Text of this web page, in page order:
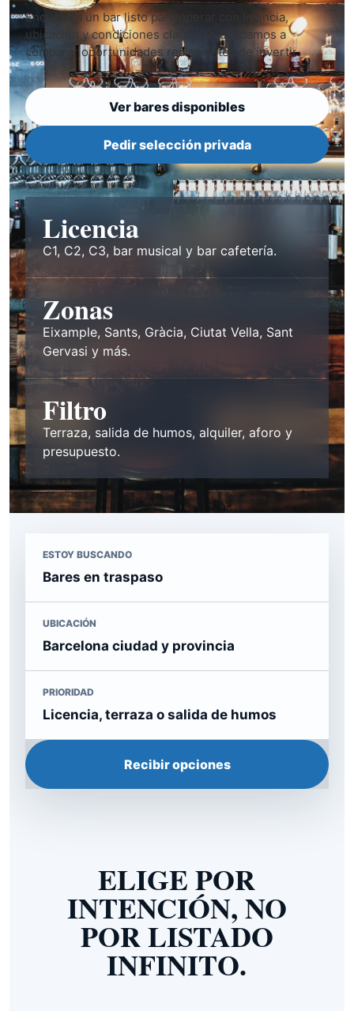
Encuentra un bar listo para operar con licencia,
ubicación y condiciones claras. Te ayudamos a
comparar oportunidades reales antes de invertir.
Ver bares disponibles
Pedir selección privada
Licencia
C1, C2, C3, bar musical y bar cafetería.
Zonas
Eixample, Sants, Gràcia, Ciutat Vella, Sant
Gervasi y más.
Filtro
Terraza, salida de humos, alquiler, aforo y
presupuesto.
ESTOY BUSCANDO
Bares en traspaso
UBICACIÓN
Barcelona ciudad y provincia
PRIORIDAD
Licencia, terraza o salida de humos
Recibir opciones
ELIGE POR
INTENCIÓN, NO
POR LISTADO
INFINITO.